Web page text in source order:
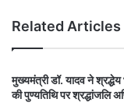
Related Articles
मुख्यमंत्री डॉ. यादव ने श्रद्धेय
की पुण्यतिथि पर श्रद्धांजलि